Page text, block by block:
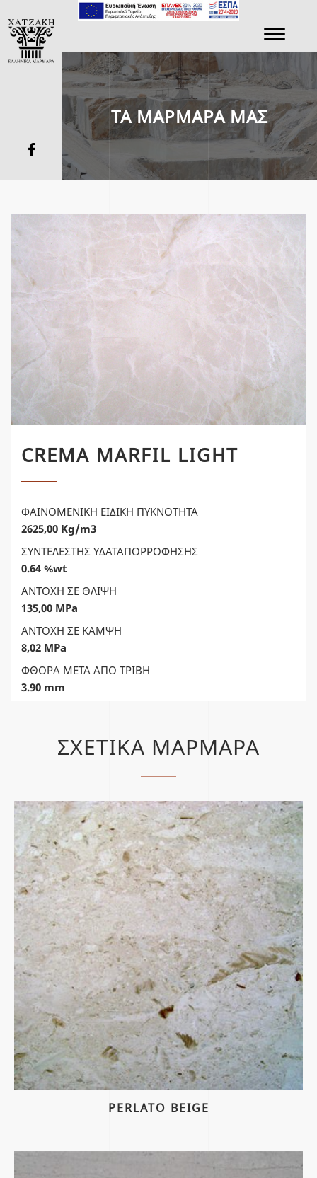
Toggle
ΤΑ ΜΑΡΜΑΡΑ ΜΑΣ
CREMA MARFIL LIGHT
ΦΑΙΝΟΜΕΝΙΚΗ ΕΙΔΙΚΗ ΠΥΚΝΟΤΗΤΑ
2625,00 Kg/m3
ΣΥΝΤΕΛΕΣΤΗΣ ΥΔΑΤΑΠΟΡΡΟΦΗΣΗΣ
0.64 %wt
ΑΝΤΟΧΗ ΣΕ ΘΛΙΨΗ
135,00 MPa
ΑΝΤΟΧΗ ΣΕ ΚΑΜΨΗ
8,02 MPa
ΦΘΟΡΑ ΜΕΤΑ ΑΠΟ ΤΡΙΒΗ
3.90 mm
ΣΧΕΤΙΚΑ ΜΑΡΜΑΡΑ
PERLATO BEIGE